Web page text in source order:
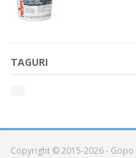
TAGURI
Copyright © 2015-2026 -